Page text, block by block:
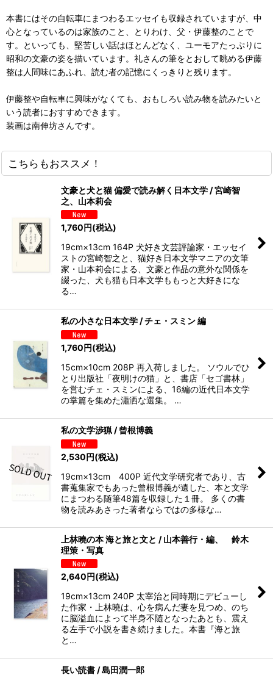
本書にはその自転車にまつわるエッセイも収録されていますが、中
心となっているのは家族のこと、とりわけ、父・伊藤整のことで
す。といっても、堅苦しい話はほとんどなく、ユーモアたっぷりに
昭和の文豪の姿を描いています。礼さんの筆をとおして眺める伊藤
整は人間味にあふれ、読む者の記憶にくっきりと残ります。
伊藤整や自転車に興味がなくても、おもしろい読み物を読みたいと
いう読者におすすめできます。
装画は南伸坊さんです。
こちらもおススメ！
文豪と犬と猫 偏愛で読み解く日本文学 / 宮崎智
之、山本莉会
1,760円(税込)
19cm×13cm 164P 犬好き文芸評論家・エッセイ
ストの宮崎智之と、猫好き日本文学マニアの文筆
家・山本莉会による、文豪と作品の意外な関係を
綴った、犬も猫も日本文学ももっと大好きにな
る…
私の小さな日本文学 / チェ・スミン 編
1,760円(税込)
15cm×10cm 208P 再入荷しました。 ソウルでひ
とり出版社「夜明けの猫」と、書店「セゴ書林」
を営むチェ・スミンによる、16編の近代日本文学
の掌篇を集めた瀟洒な選集。 …
私の文学渉猟 / 曾根博義
2,530円(税込)
19cm×13cm 400P 近代文学研究者であり、古
書蒐集家でもあった曾根博義が遺した、本と文学
にまつわる随筆48篇を収録した１冊。 多くの書
物を読みあさった著者ならではの多様な…
上林曉の本 海と旅と文と / 山本善行・編、 鈴木
理策・写真
2,640円(税込)
19cm×13cm 240P 太宰治と同時期にデビューし
た作家・上林曉は、心を病んだ妻を見つめ、のち
に脳溢血によって半身不随となったあとも、震え
る左手で小説を書き続けました。本書『海と旅
と…
長い読書 / 島田潤一郎